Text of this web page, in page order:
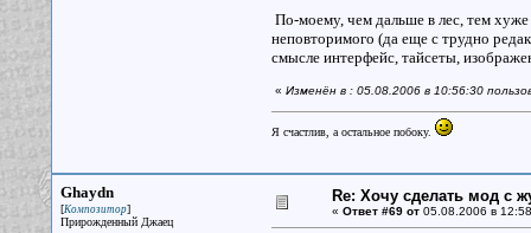
По-моему, чем дальше в лес, тем
неповторимого (да еще с трудно
смысле интерфейс, тайсеты,
« Изменён в : 05.08.2006 в 10:56:30
Я счастлив, а остальное побоку.
Ghaydn
[Композитор]
Прирожденный Джаец
Re: Хочу сделать мод с
« Ответ #69 от05.08.2006 в